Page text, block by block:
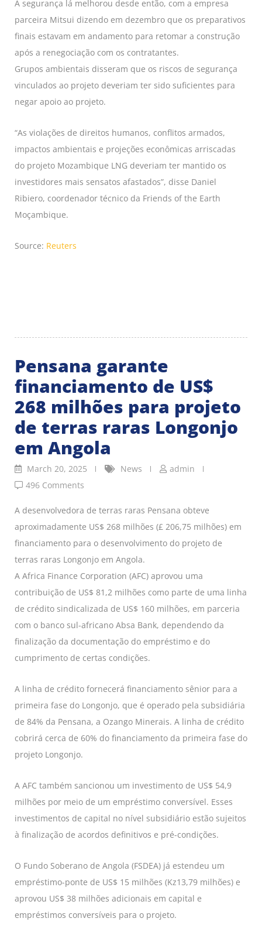
A segurança lá melhorou desde então, com a empresa
parceira Mitsui dizendo em dezembro que os preparativos
finais estavam em andamento para retomar a construção
após a renegociação com os contratantes.
Grupos ambientais disseram que os riscos de segurança
vinculados ao projeto deveriam ter sido suficientes para
negar apoio ao projeto.
“As violações de direitos humanos, conflitos armados,
impactos ambientais e projeções econômicas arriscadas
do projeto Mozambique LNG deveriam ter mantido os
investidores mais sensatos afastados”, disse Daniel
Ribiero, coordenador técnico da Friends of the Earth
Moçambique.
Source: Reuters
Pensana garante
financiamento de US$
268 milhões para projeto
de terras raras Longonjo
em Angola
March 20, 2025 News
admin
496 Comments
A desenvolvedora de terras raras Pensana obteve
aproximadamente US$ 268 milhões (£ 206,75 milhões) em
financiamento para o desenvolvimento do projeto de
terras raras Longonjo em Angola.
A Africa Finance Corporation (AFC) aprovou uma
contribuição de US$ 81,2 milhões como parte de uma linha
de crédito sindicalizada de US$ 160 milhões, em parceria
com o banco sul-africano Absa Bank, dependendo da
finalização da documentação do empréstimo e do
cumprimento de certas condições.
A linha de crédito fornecerá financiamento sênior para a
primeira fase do Longonjo, que é operado pela subsidiária
de 84% da Pensana, a Ozango Minerais. A linha de crédito
cobrirá cerca de 60% do financiamento da primeira fase do
projeto Longonjo.
A AFC também sancionou um investimento de US$ 54,9
milhões por meio de um empréstimo conversível. Esses
investimentos de capital no nível subsidiário estão sujeitos
à finalização de acordos definitivos e pré-condições.
O Fundo Soberano de Angola (FSDEA) já estendeu um
empréstimo-ponte de US$ 15 milhões (Kz13,79 milhões) e
aprovou US$ 38 milhões adicionais em capital e
empréstimos conversíveis para o projeto.